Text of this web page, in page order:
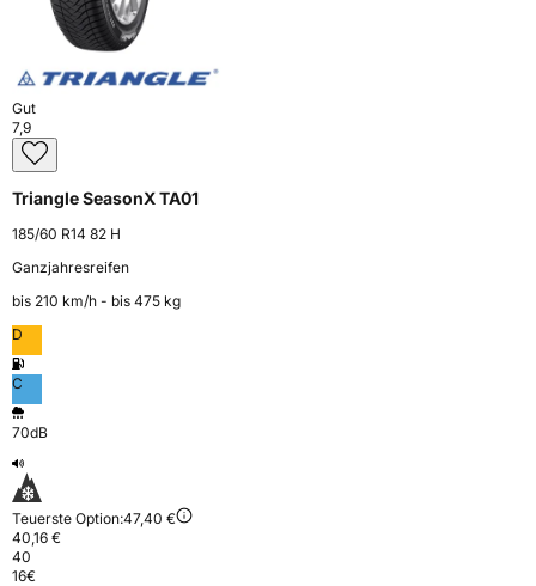
Gut
7,9
Triangle SeasonX TA01
185/60 R14 82 H
Ganzjahresreifen
bis 210 km⁠/⁠h - bis 475 kg
D
C
70dB
Teuerste Option:47,40 €
40,16 €
40
16€